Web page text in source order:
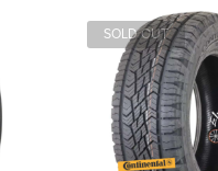
SOLD OUT